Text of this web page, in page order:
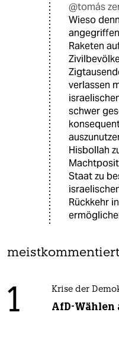
@tomás
Wieso
Raketen
verlassen
schwer
Hisbollah
Staat zu
Rückkehr
meistkommentiert
1 Krise der
AfD-Wählen